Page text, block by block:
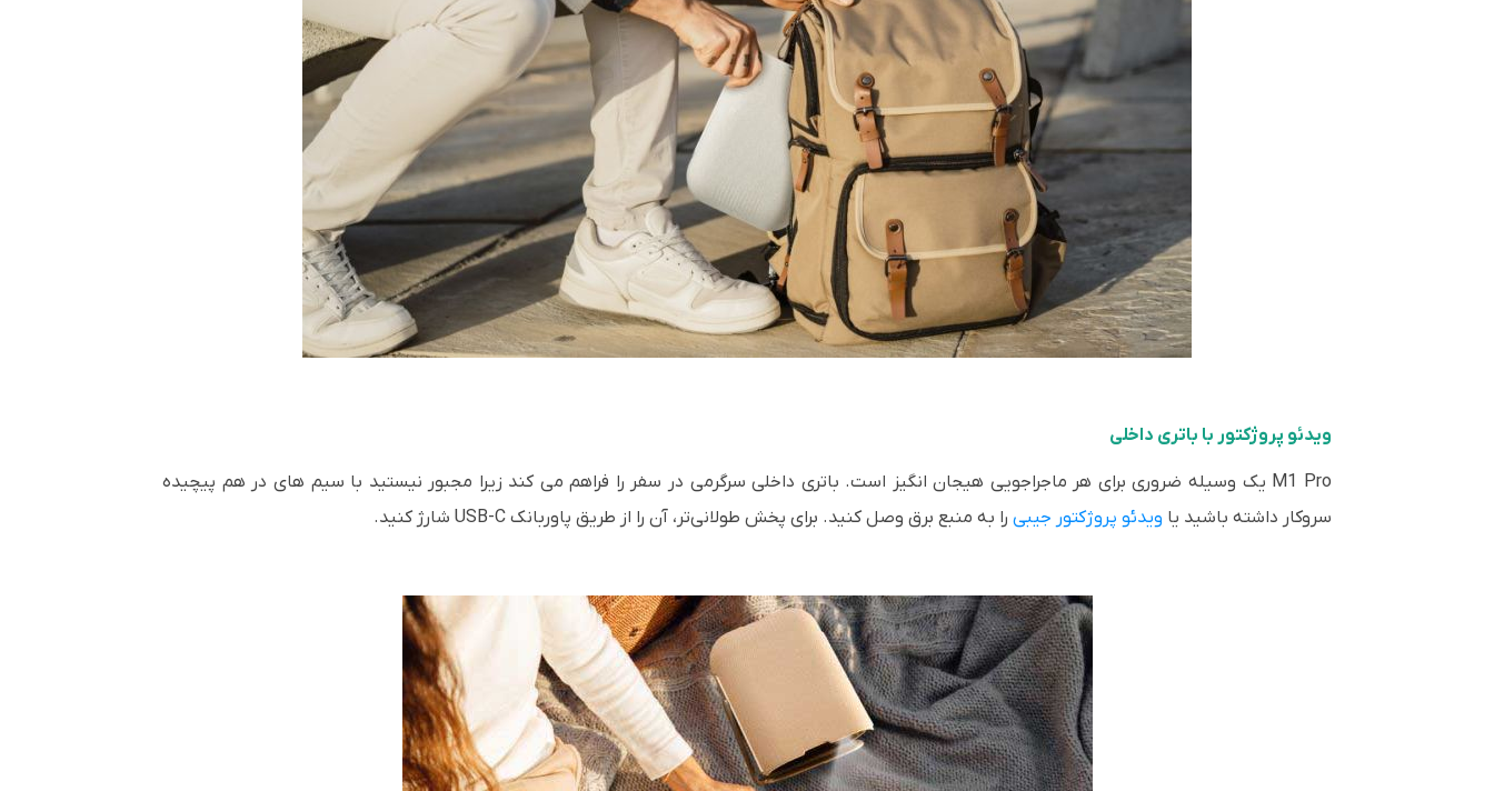
ویدئو پروژکتور با باتری داخلی
M1 Pro یک وسیله ضروری برای هر ماجراجویی هیجان انگیز است. باتری داخلی سرگرمی در سفر را فراهم می کند زیرا مجبور نیستید با سیم های در هم پیچیده
سروکار داشته باشید یا ویدئو پروژکتور جیبی را به منبع برق وصل کنید. برای پخش طولانی‌تر، آن را از طریق پاوربانک USB-C شارژ کنید.